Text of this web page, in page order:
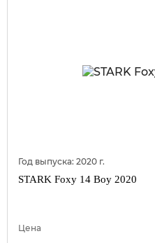
Год выпуска: 2020 г.
STARK Foxy 14 Boy 2020
Цена